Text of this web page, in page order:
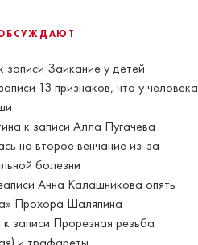
записи Заикание у детей
13 признаков, что у человека
к записиАлла Пугачёва
на второе венчание из-за
болезни
Анна Калашникова опять
Прохора Шаляпина
к записи Прорезная резьба